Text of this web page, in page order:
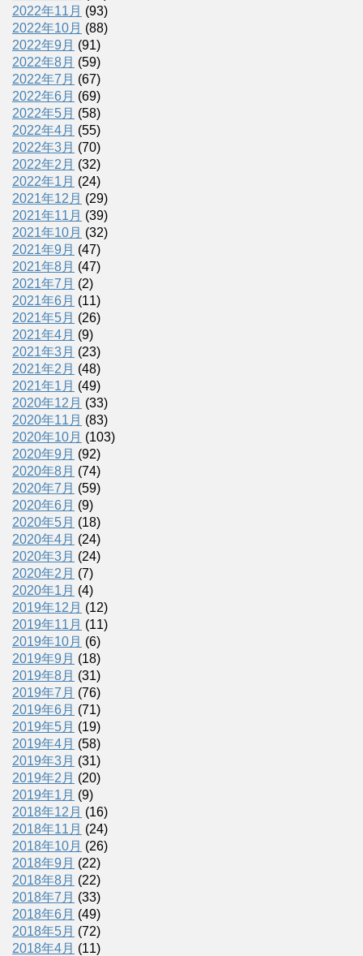
2022年11月 (93)
2022年10月 (88)
2022年9月 (91)
2022年8月 (59)
2022年7月 (67)
2022年6月 (69)
2022年5月 (58)
2022年4月 (55)
2022年3月 (70)
2022年2月 (32)
2022年1月 (24)
2021年12月 (29)
2021年11月 (39)
2021年10月 (32)
2021年9月 (47)
2021年8月 (47)
2021年7月 (2)
2021年6月 (11)
2021年5月 (26)
2021年4月 (9)
2021年3月 (23)
2021年2月 (48)
2021年1月 (49)
2020年12月 (33)
2020年11月 (83)
2020年10月 (103)
2020年9月 (92)
2020年8月 (74)
2020年7月 (59)
2020年6月 (9)
2020年5月 (18)
2020年4月 (24)
2020年3月 (24)
2020年2月 (7)
2020年1月 (4)
2019年12月 (12)
2019年11月 (11)
2019年10月 (6)
2019年9月 (18)
2019年8月 (31)
2019年7月 (76)
2019年6月 (71)
2019年5月 (19)
2019年4月 (58)
2019年3月 (31)
2019年2月 (20)
2019年1月 (9)
2018年12月 (16)
2018年11月 (24)
2018年10月 (26)
2018年9月 (22)
2018年8月 (22)
2018年7月 (33)
2018年6月 (49)
2018年5月 (72)
2018年4月 (11)